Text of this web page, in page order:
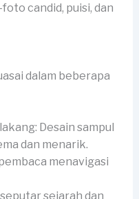
candid, puisi, dan
dalam beberapa
Desain sampul
dan menarik.
menavigasi
sejarah dan